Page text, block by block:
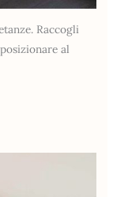
Raccogli
al